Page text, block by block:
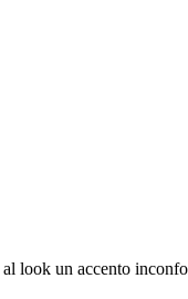
look un accento